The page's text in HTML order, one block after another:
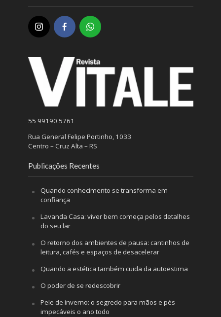
55 99190 5761
Rua General Felipe Portinho, 1033
Centro – Cruz Alta – RS
Publicações Recentes
Quando conhecimento se transforma em
confiança
Lavanda Casa: viver bem começa pelos detalhes
do seu lar
O retorno dos ambientes de pausa: cantinhos de
leitura, cafés e espaços de desacelerar
Quando a estética também cuida da autoestima
O poder de se redescobrir
Pele de inverno: o segredo para mãos e pés
impecáveis o ano todo